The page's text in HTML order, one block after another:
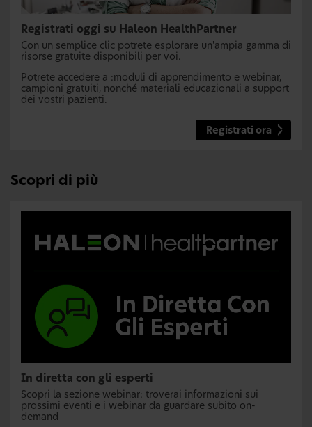
Registrati oggi su Haleon HealthPartner
Con un semplice clic potrete esplorare un'ampia gamma di
risorse gratuite disponibili per voi.
Potrete accedere a :moduli di apprendimento e webinar,
campioni gratuiti, nonché materiali educazionali a support
dei vostri pazienti.
Registrati ora
Scopri di più
In diretta con gli esperti
Scopri la sezione webinar: troverai informazioni sui
prossimi eventi e i webinar da guardare subito on-
demand